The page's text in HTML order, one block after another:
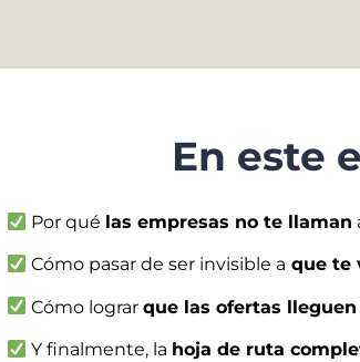
En este
Por qué las empresas no te llaman
Cómo pasar de ser invisible a que te
Cómo lograrque las ofertas
Y finalmente, la hoja de ruta